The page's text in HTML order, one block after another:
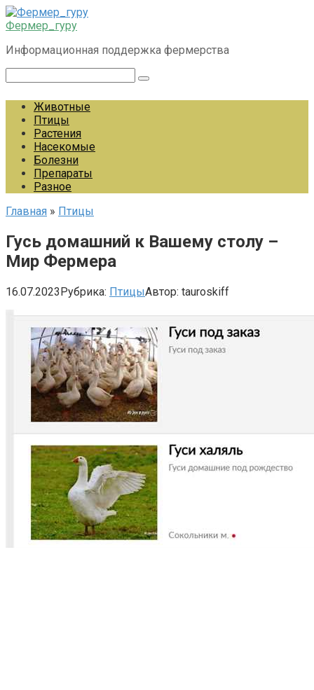
Перейти
к
Фермер_гуру
Информационная поддержка фермерства
Животные
Птицы
Растения
Насекомые
Болезни
Препараты
Разное
Главная » Птицы
Гусь домашний к Вашему столу –
Мир Фермера
16.07.2023Рубрика: ПтицыАвтор: tauroskiff